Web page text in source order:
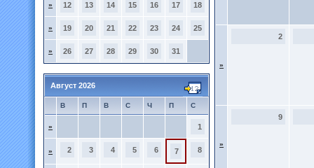
» 12 13 14 15 16 17 18
» 19 20 21 22 23 24 25
» 26 27 28 29 30 31
Август 2026
В П В С Ч П С
» 1
» 2 3 4 5 6 7 8
»
2
»
9